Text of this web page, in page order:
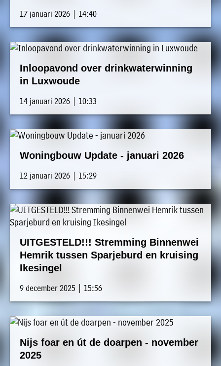
17 januari 2026 | 14:40
Inloopavond over drinkwaterwinning
in Luxwoude
14 januari 2026 | 10:33
Woningbouw Update - januari 2026
12 januari 2026 | 15:29
UITGESTELD!!! Stremming Binnenwei
Hemrik tussen Sparjeburd en kruising
Ikesingel
9 december 2025 | 15:56
Nijs foar en út de doarpen - november
2025